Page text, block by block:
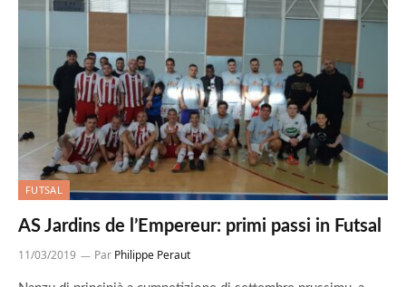
FUTSAL
AS Jardins de l’Empereur: primi passi in Futsal
11/03/2019 Par Philippe Peraut